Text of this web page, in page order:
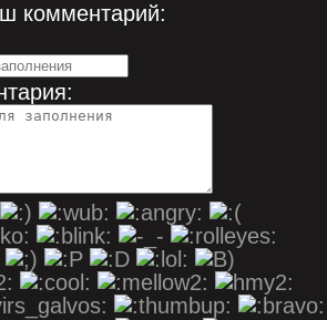
комментарий: